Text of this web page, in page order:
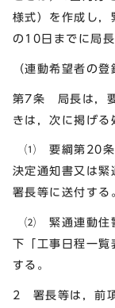
様式）を作成し，
の10日までに局
（連動希望者の登
第7条 局長は，
きは，次に掲げる
⑴ 要綱第20条第
決定通知書又は緊
署長等に送付する
⑵ 緊通連動住警
下「工事日程一覧
する。
2 署長等は，前